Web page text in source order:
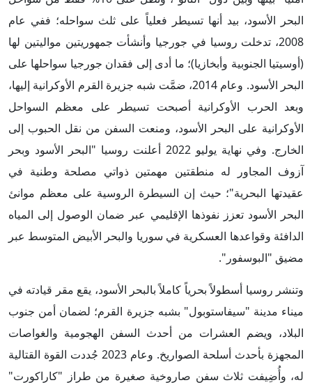
البحر الأسود، بيد أنها تسيطر فعلياً على ثلث سواحله؛ ففي عام
2008، تدخلت روسيا في جورجيا وأنشأت جمهوريتين مواليتين لها
(أوسيتيا الجنوبية وأبخازيا)؛ ما أدى إلى فقدان جورجيا سواحلها على
البحر الأسود. وعام 2014، ضمَّت شبه جزيرة القرم الأوكرانية إليها،
وبعد الحرب الأوكرانية أصبحت تسيطر على معظم السواحل
الأوكرانية على البحر الأسود، ومنعت السفن من نقل الحبوب إلى
الخارج. وفي نهاية يوليو 2022 أعلنت روسيا "البحر الأسود وبحر
آزوف المجاور له منطقتين مهمتين ذواتي مصلحة وطنية في
عقيدتها البحرية"؛ حيث إن السيطرة الروسية على معظم موانئ
البحر الأسود تعزز نفوذها الإقليمي عبر ضمان الوصول إلى المياه
الدافئة وقواعدها العسكرية في سوريا والبحر الأبيض المتوسط عبر
مضيق "البوسفور".
وتنشر روسيا أسطولاً بحرياً كاملاً بالبحر الأسود، يقع مقر قيادته في
ميناء مدينة "سيفاستوبول" بشبه جزيرة القرم؛ لضمان أمن جنوب
البلاد، ويضم العشرات من أحدث السفن الهجومية والغواصات
المجهزة بأحدث أسلحة الصواريخ. وعام 2023 جُددت القوة القتالية
له، وأُضِيفت ثلاث سفن صاروخية صغيرة من طراز "كاراكورت"